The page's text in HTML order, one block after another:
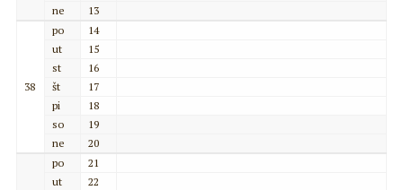
ne
13
38
po
14
ut
15
st
16
št
17
pi
18
so
19
ne
20
po
21
ut
22